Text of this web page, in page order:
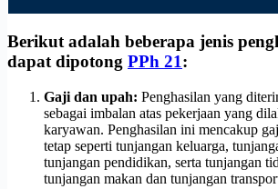
Berikut adalah beberapa jenis
dapat dipotong PPh 21:
Gaji dan upah: Penghasilan yang
sebagai imbalan atas pekerjaan yang
karyawan. Penghasilan ini mencakup
tetap seperti tunjangan keluarga,
tunjangan pendidikan, serta tunjangan
tunjangan makan dan tunjangan